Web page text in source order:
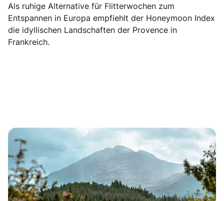
Als ruhige Alternative für Flitterwochen zum
Entspannen in Europa empfiehlt der Honeymoon Index
die idyllischen Landschaften der Provence in
Frankreich.